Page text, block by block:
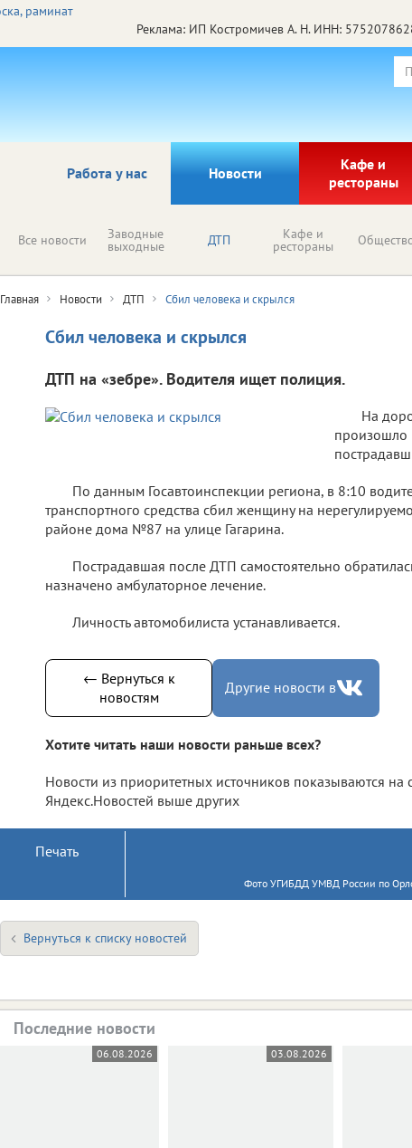
Реклама: ИП Костромичев А. Н. ИНН:
Работа у нас Новости
Кафе и
рестораны
Все новости Заводные
выходные ДТП Кафе и
рестораны
Главная Новости ДТП Сбил человека и скрылся
Сбил человека и скрылся
ДТП на «зебре». Водителя ищет полиция.
На
произошло
По данным Госавтоинспекции региона, в 8:10
транспортного средства сбил женщину на
районе дома №87 на улице Гагарина.
Пострадавшая после ДТП самостоятельно
назначено амбулаторное лечение.
Личность автомобилиста устанавливается.
← Вернуться к
новостям
Другие новости в
Хотите читать наши новости раньше всех?
Новости из приоритетных источников показываются на
Яндекс.Новостей выше других
Печать
Фото УГИБДД УМВД России по
Вернуться к списку новостей
Последние новости
06.08.2026 03.08.2026